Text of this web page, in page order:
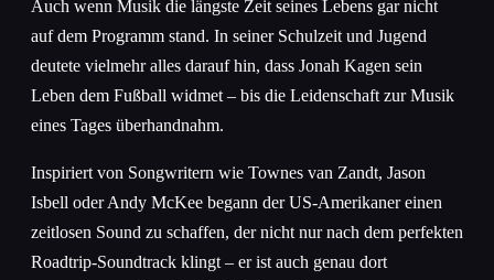
Auch wenn Musik die längste Zeit seines Lebens gar nicht
auf dem Programm stand. In seiner Schulzeit und Jugend
deutete vielmehr alles darauf hin, dass Jonah Kagen sein
Leben dem Fußball widmet – bis die Leidenschaft zur Musik
eines Tages überhandnahm.
Inspiriert von Songwritern wie Townes van Zandt, Jason
Isbell oder Andy McKee begann der US-Amerikaner einen
zeitlosen Sound zu schaffen, der nicht nur nach dem perfekten
Roadtrip-Soundtrack klingt – er ist auch genau dort